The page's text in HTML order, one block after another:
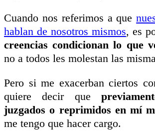
Cuando nos referimos a que
hablan de nosotros mismos, es
creencias condicionan lo que
no a todos les molestan las
Pero si me exacerban ciertos
quiere decir que
juzgados o reprimidos en mí
me tengo que hacer cargo.